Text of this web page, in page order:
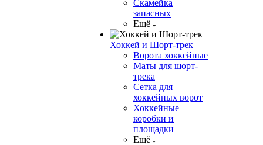
Скамейка
запасных
Ещё
Хоккей и Шорт-трек
Ворота хоккейные
Маты для шорт-
трека
Сетка для
хоккейных ворот
Хоккейные
коробки и
площадки
Ещё